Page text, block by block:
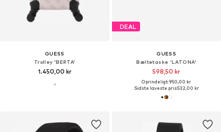
GUESS
Trolley 'BERTA'
1.450,00 kr
DEAL
GUESS
Bæltetaske 'LATONA'
598,50 kr
Oprindeligt: 950,00 kr
Sidste laveste pris:532,00 kr